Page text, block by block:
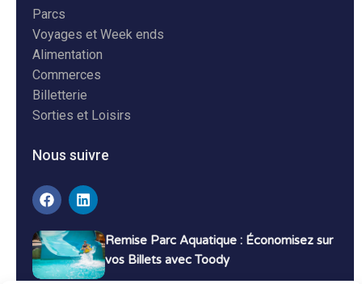
Parcs
Voyages et Week ends
Alimentation
Commerces
Billetterie
Sorties et Loisirs
Nous suivre
Remise Parc Aquatique : Économisez sur
vos Billets avec Toody